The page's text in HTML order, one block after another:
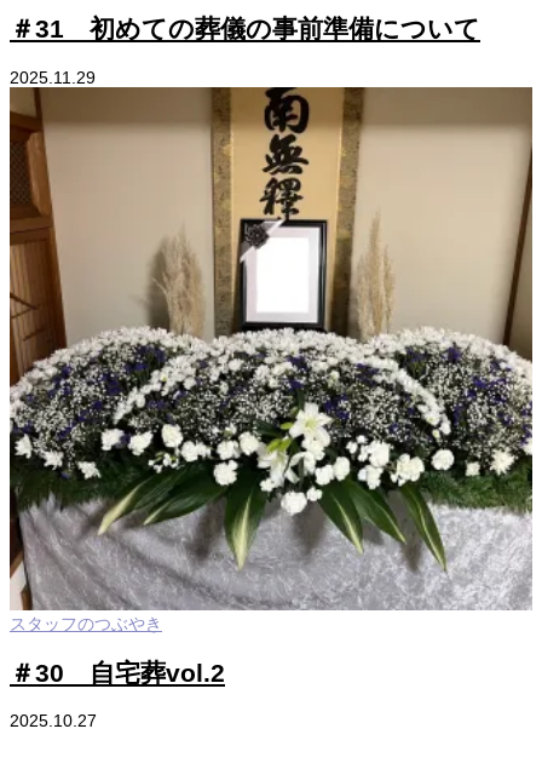
＃31 初めての葬儀の事前準備について
2025.11.29
スタッフのつぶやき
＃30 自宅葬vol.2
2025.10.27